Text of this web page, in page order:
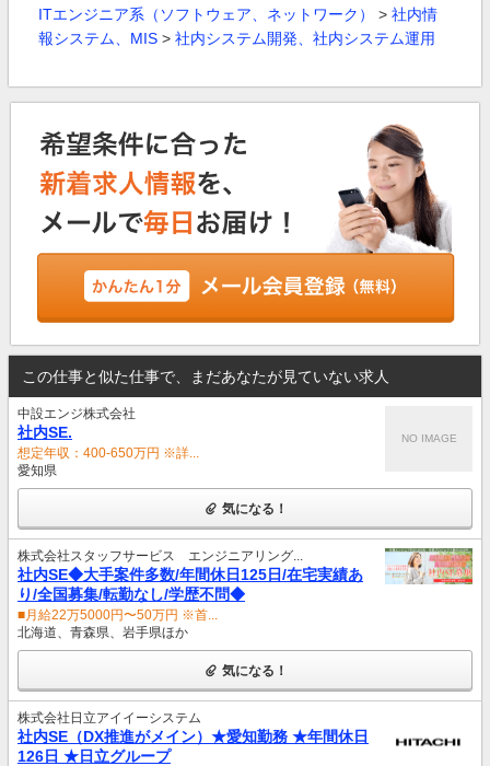
ITエンジニア系（ソフトウェア、ネットワーク）
> 社内情
報システム、MIS > 社内システム開発、社内システム運用
この仕事と似た仕事で、まだあなたが見ていない求人
中設エンジ株式会社
社内SE.
想定年収：400-650万円 ※詳...
愛知県
NO IMAGE
気になる！
株式会社スタッフサービス エンジニアリング...
社内SE◆大手案件多数/年間休日125日/在宅実績あ
り/全国募集/転勤なし/学歴不問◆
■月給22万5000円〜50万円 ※首...
北海道、青森県、岩手県ほか
気になる！
株式会社日立アイイーシステム
社内SE（DX推進がメイン）★愛知勤務 ★年間休日
126日 ★日立グループ